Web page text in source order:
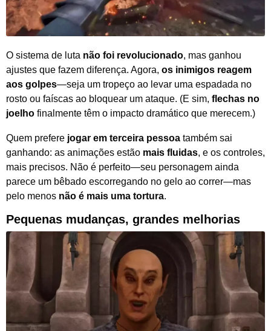
O sistema de luta não foi revolucionado, mas ganhou
ajustes que fazem diferença. Agora, os inimigos reagem
aos golpes—seja um tropeço ao levar uma espadada no
rosto ou faíscas ao bloquear um ataque. (E sim, flechas no
joelho finalmente têm o impacto dramático que merecem.)
Quem prefere jogar em terceira pessoa também sai
ganhando: as animações estão mais fluidas, e os controles,
mais precisos. Não é perfeito—seu personagem ainda
parece um bêbado escorregando no gelo ao correr—mas
pelo menos não é mais uma tortura.
Pequenas mudanças, grandes melhorias